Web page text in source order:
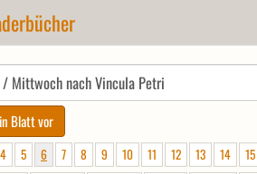
4 5 6 7 8 9 10 11 12 13 14
15